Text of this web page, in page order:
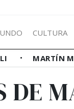
CULTURA
MARTÍN
DE